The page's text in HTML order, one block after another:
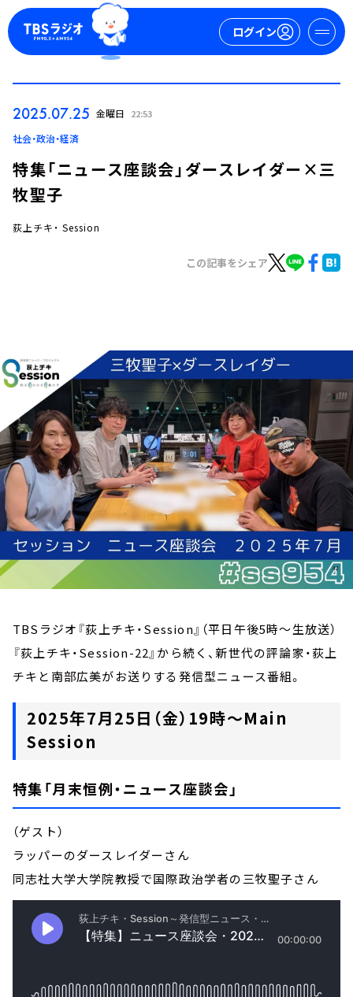
ログイン
お知らせ
イベント・グッズ
YouTube
会社情報
2025.07.25 金曜日 22:53
社会・政治・経済
特集「ニュース座談会」ダースレイダー×三
牧聖子
荻上チキ・ Session
この記事をシェア
TBSラジオ『荻上チキ・Session』（平日午後5時～生放送）
『荻上チキ・Session-22』から続く、新世代の評論家・荻上
チキと南部広美がお送りする発信型ニュース番組。
2025年7月25日（金）19時～Main
Session
特集「月末恒例・ニュース座談会」
（ゲスト）
ラッパーのダースレイダーさん
同志社大学大学院教授で国際政治学者の三牧聖子さん